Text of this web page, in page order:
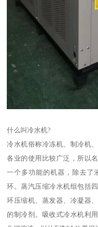
什么叫冷水机?
冷水机俗称冷冻机、制冷机
各业的使用比较广泛，所以
一个多功能的机器，除去了
环。蒸汽压缩冷水机组包括
环压缩机、蒸发器、冷凝器
的制冷剂。吸收式冷水机利